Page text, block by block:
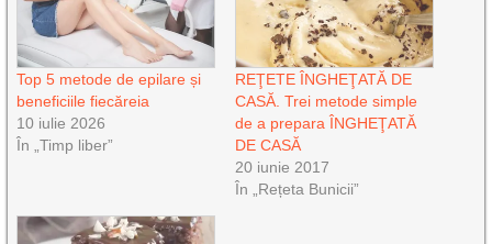
Top 5 metode de epilare și
beneficiile fiecăreia
10 iulie 2026
În „Timp liber”
REŢETE ÎNGHEŢATĂ DE
CASĂ. Trei metode simple
de a prepara ÎNGHEŢATĂ
DE CASĂ
20 iunie 2017
În „Rețeta Bunicii”